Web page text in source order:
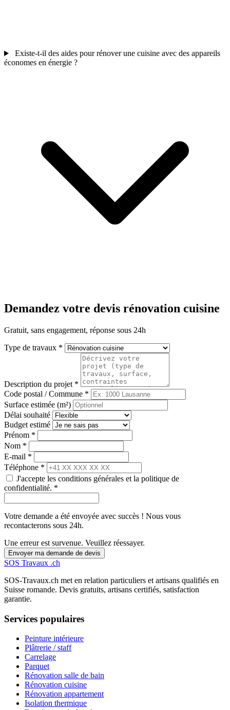
Existe-t-il des aides pour rénover une cuisine avec des appareils
économes en énergie ?
Demandez votre devis rénovation cuisine
Gratuit, sans engagement, réponse sous 24h
Type de travaux *
Description du projet *
Code postal / Commune *
Surface estimée (m²)
Délai souhaité
Budget estimé
Prénom *
Nom *
E-mail *
Téléphone *
J'accepte les conditions générales et la politique de
confidentialité. *
Votre demande a été envoyée avec succès ! Nous vous
recontacterons sous 24h.
Une erreur est survenue. Veuillez réessayer.
Envoyer ma demande de devis
SOS Travaux .ch
SOS-Travaux.ch met en relation particuliers et artisans qualifiés en
Suisse romande. Devis gratuits, artisans certifiés, satisfaction
garantie.
Services populaires
Peinture intérieure
Plâtrerie / staff
Carrelage
Parquet
Rénovation salle de bain
Rénovation cuisine
Rénovation appartement
Isolation thermique